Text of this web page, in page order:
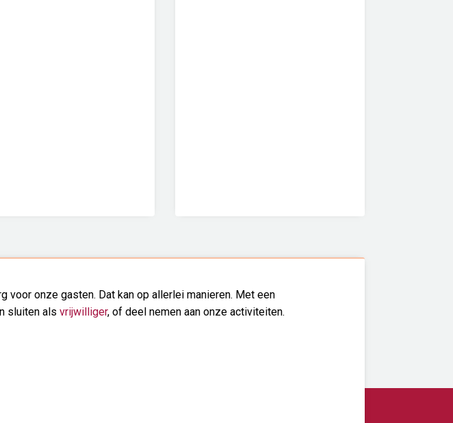
voor onze gasten. Dat kan op allerlei manieren. Met een
sluiten als vrijwilliger, of deel nemen aan onze activiteiten.